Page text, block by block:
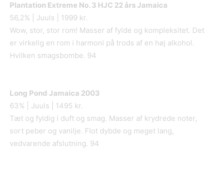
Plantation Extreme No. 3 HJC 22 års Jamaica
56,2% | Juuls | 1999 kr.
Wow, stor, stor rom! Masser af fylde og kompleksitet. Det
er virkelig en rom i harmoni på trods af en høj alkohol.
Hvilken smagsbombe. 94
Long Pond Jamaica 2003
63% | Juuls | 1495 kr.
Tæt og fyldig i duft og smag. Masser af krydrede noter,
sort peber og vanilje. Flot dybde og meget lang,
vedvarende afslutning. 94